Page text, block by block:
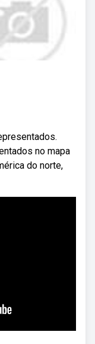
no mapa
do norte,